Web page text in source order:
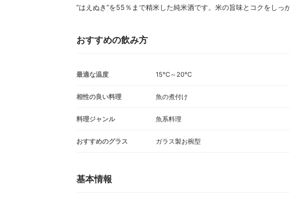
”はえぬき”を55％まで精米した純米酒です。米の旨味とコクをしっ
おすすめの飲み方
最適な温度 15℃～20℃
相性の良い料理 魚の煮付け
料理ジャンル 魚系料理
おすすめのグラス ガラス製お椀型
基本情報